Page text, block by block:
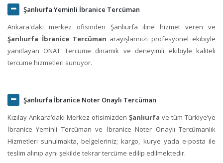
Şanlıurfa Yeminli İbranice Tercüman
Ankara'daki merkez ofisinden Şanlıurfa iline hizmet veren ve
Şanlıurfa İbranice Tercüman arayışlarınızı profesyonel ekibiyle
yanıtlayan ONAT Tercüme dinamik ve deneyimli ekibiyle kaliteli
tercüme hizmetleri sunuyor.
Şanlıurfa İbranice Noter Onaylı Tercüman
Kızılay Ankara‘daki Merkez ofisimizden Şanlıurfa ve tüm Türkiye’ye
İbranice Yeminli Tercüman ve İbranice Noter Onaylı Tercümanlık
Hizmetleri sunulmakta, belgeleriniz; kargo, kurye yada e-posta ile
teslim alınıp aynı şekilde tekrar tercüme edilip edilmektedir.